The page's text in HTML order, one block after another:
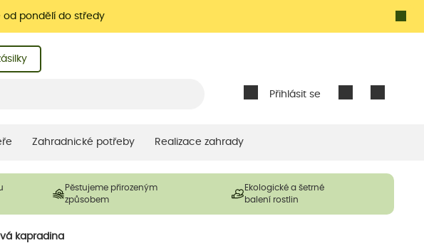
od pondělí do středy
Přihlásit se
Zahradnické potřeby Realizace zahrady
Pěstujeme přirozeným
způsobem
Ekologické a šetrné
balení rostlin
kapradina